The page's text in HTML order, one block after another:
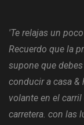
'Te relajas un
Recuerdo que la
supone que
conducir a casa &
volante en el
carretera. con las